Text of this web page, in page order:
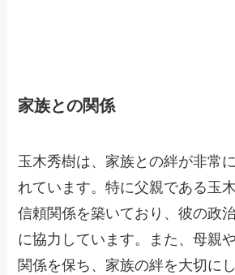
家族との関係
玉木秀樹は、家族との絆が非常
れています。特に父親である玉
信頼関係を築いており、彼の政
に協力しています。また、母親
関係を保ち、家族の絆を大切に